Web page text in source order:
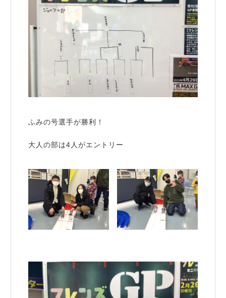
ふみの号選手が勝利！
大人の部は4人がエントリー